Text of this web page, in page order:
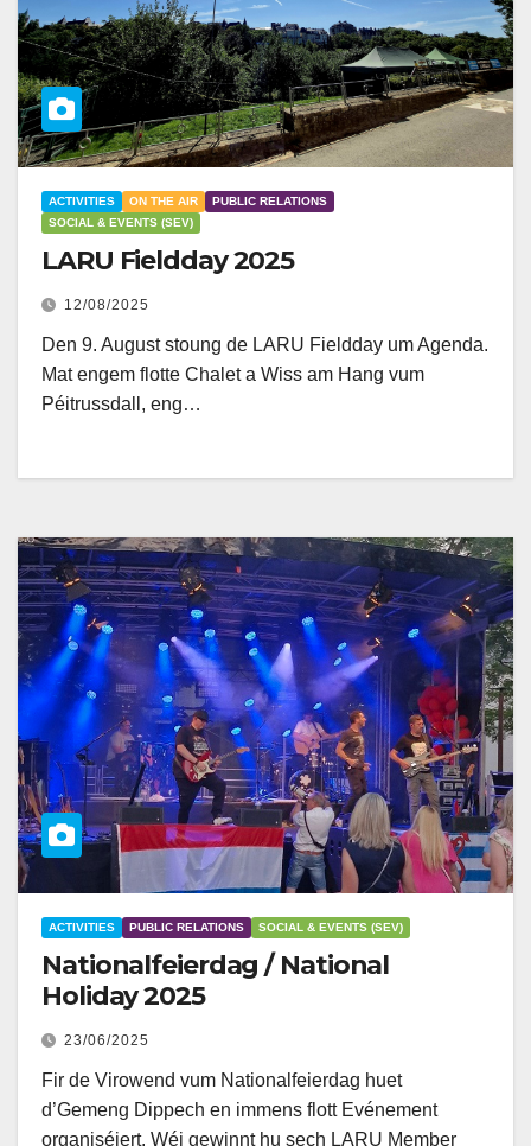
ACTIVITIES ON THE AIR
PUBLIC RELATIONS
SOCIAL & EVENTS (SEV)
LARU Fieldday 2025
12/08/2025
Den 9. August stoung de LARU Fieldday um Agenda.
Mat engem flotte Chalet a Wiss am Hang vum
Péitrussdall, eng…
ACTIVITIES PUBLIC RELATIONS SOCIAL & EVENTS (SEV)
Nationalfeierdag / National
Holiday 2025
23/06/2025
Fir de Virowend vum Nationalfeierdag huet
d’Gemeng Dippech en immens flott Evénement
organiséiert. Wéi gewinnt hu sech LARU Member